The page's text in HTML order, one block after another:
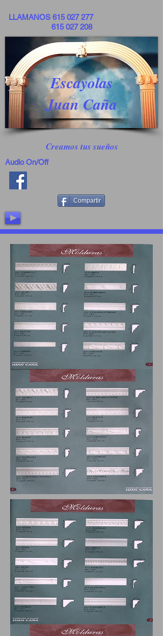
LLAMANOS 615 027 277
615 027 208
Escayolas
Juan Caña
Creamos tus sueños
Audio On/Off
Compartir